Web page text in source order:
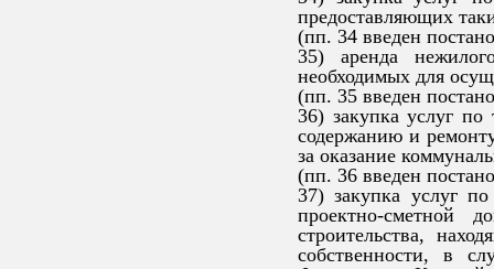
предоставляющих
(пп. 34 введен
35) аренда
необходимых для
(пп. 35 введен
36) закупка услуг
содержанию и
за оказание
(пп. 36 введен
37) закупка услуг
проектно-сметной
строительства,
собственности, в